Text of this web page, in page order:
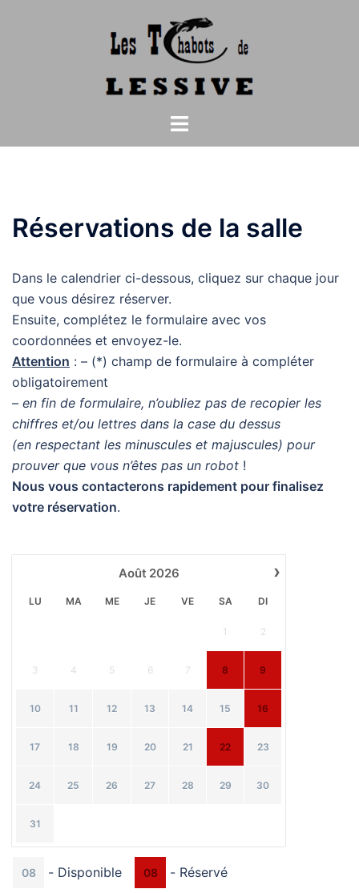
Ouvrir/fermer
Réservations de la salle
Dans le calendrier ci-dessous, cliquez sur chaque jour
que vous désirez réserver.
Ensuite, complétez le formulaire avec vos
coordonnées et envoyez-le.
Attention : – (*) champ de formulaire à compléter
obligatoirement
– en fin de formulaire, n’oubliez pas de recopier les
chiffres et/ou lettres dans la case du dessus
(en respectant les minuscules et majuscules) pour
prouver que vous n’êtes pas un robot !
Nous vous contacterons rapidement pour finalisez
votre réservation.
›
Août 2026
LU MA ME JE VE SA DI
1 2
3 4 5 6 7 8 9
10 11 12 13 14 15 16
17 18 19 20 21 22 23
24 25 26 27 28 29 30
31
08 - Disponible 08 - Réservé